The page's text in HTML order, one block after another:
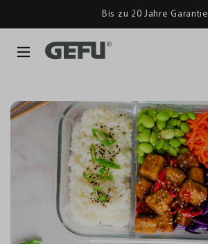
Bis zu 20 Jahre Garantie